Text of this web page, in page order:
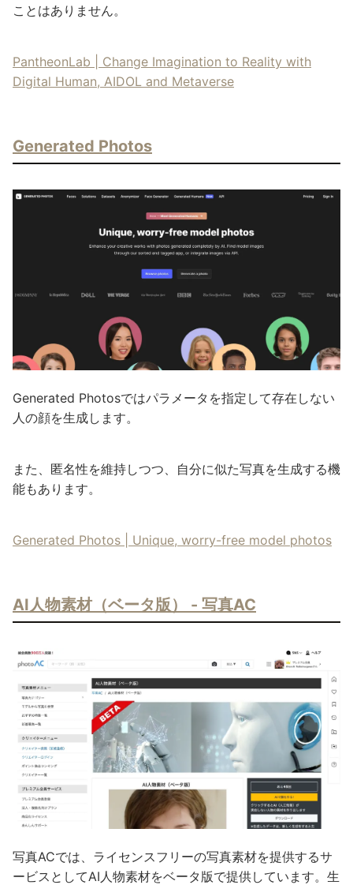
ことはありません。
PantheonLab | Change Imagination to Reality with
Digital Human, AIDOL and Metaverse
Generated Photos
Generated Photosではパラメータを指定して存在しない
人の顔を生成します。
また、匿名性を維持しつつ、自分に似た写真を生成する機
能もあります。
Generated Photos | Unique, worry-free model photos
AI人物素材（ベータ版） - 写真AC
写真ACでは、ライセンスフリーの写真素材を提供するサ
ービスとしてAI人物素材をベータ版で提供しています。生